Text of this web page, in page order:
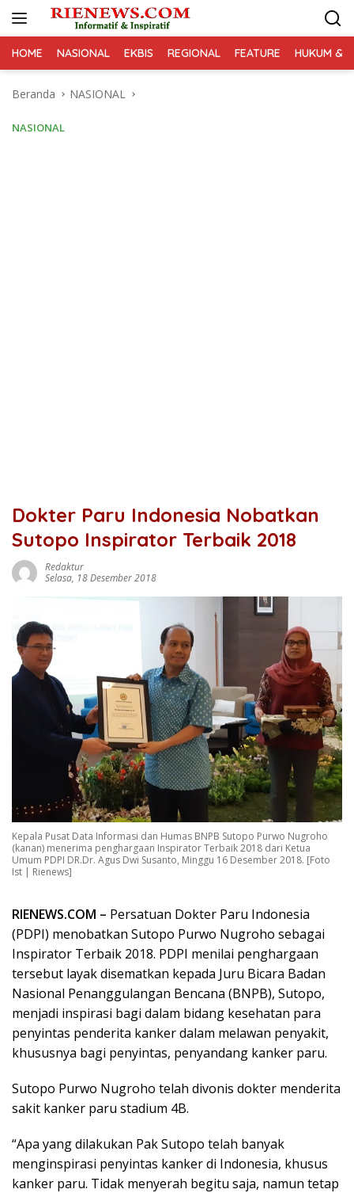
HOME NASIONAL EKBIS REGIONAL FEATURE HUKUM &
Beranda NASIONAL
NASIONAL
Dokter Paru Indonesia Nobatkan
Sutopo Inspirator Terbaik 2018
Redaktur
Selasa, 18 Desember 2018
Kepala Pusat Data Informasi dan Humas BNPB Sutopo Purwo Nugroho
(kanan) menerima penghargaan Inspirator Terbaik 2018 dari Ketua
Umum PDPI DR.Dr. Agus Dwi Susanto, Minggu 16 Desember 2018. [Foto
Ist | Rienews]
RIENEWS.COM – Persatuan Dokter Paru Indonesia
(PDPI) menobatkan Sutopo Purwo Nugroho sebagai
Inspirator Terbaik 2018. PDPI menilai penghargaan
tersebut layak disematkan kepada Juru Bicara Badan
Nasional Penanggulangan Bencana (BNPB), Sutopo,
menjadi inspirasi bagi dalam bidang kesehatan para
penyintas penderita kanker dalam melawan penyakit,
khususnya bagi penyintas, penyandang kanker paru.
Sutopo Purwo Nugroho telah divonis dokter menderita
sakit kanker paru stadium 4B.
“Apa yang dilakukan Pak Sutopo telah banyak
menginspirasi penyintas kanker di Indonesia, khusus
kanker paru. Tidak menyerah begitu saja, namun tetap